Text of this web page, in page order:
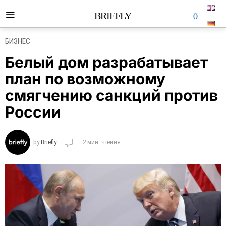
BRIEFLY 0
БИЗНЕС
Белый дом разрабатывает
план по возможному
смягчению санкций против
России
byBriefly 2 мин. чтения